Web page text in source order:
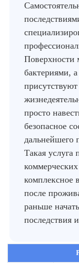
Поверхности
бактериями,
просто
безопасное
дальнейшего
Такая услуга
коммерческих
комплексное
после
раньше
последствия